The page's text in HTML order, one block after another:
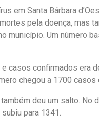
em Santa Bárbara
pela doença, mas
município. Um número
casos confirmados era
chegou a 1700 casos
deu um salto.
para 1341.